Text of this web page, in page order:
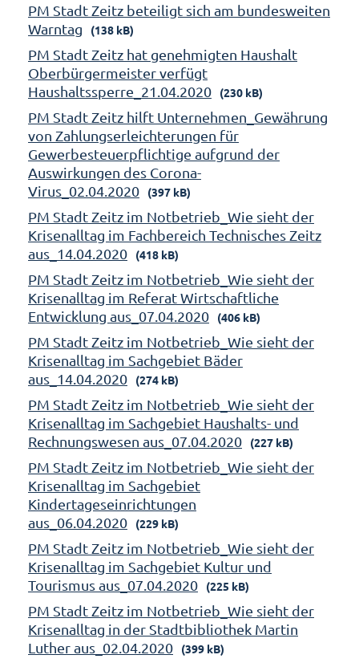
PM Stadt Zeitz beteiligt sich am bundesweiten
Warntag
(138 kB)
PM Stadt Zeitz hat genehmigten Haushalt
Oberbürgermeister verfügt
Haushaltssperre_21.04.2020
(230 kB)
PM Stadt Zeitz hilft Unternehmen_Gewährung
von Zahlungserleichterungen für
Gewerbesteuerpflichtige aufgrund der
Auswirkungen des Corona-
Virus_02.04.2020
(397 kB)
PM Stadt Zeitz im Notbetrieb_Wie sieht der
Krisenalltag im Fachbereich Technisches Zeitz
aus_14.04.2020
(418 kB)
PM Stadt Zeitz im Notbetrieb_Wie sieht der
Krisenalltag im Referat Wirtschaftliche
Entwicklung aus_07.04.2020
(406 kB)
PM Stadt Zeitz im Notbetrieb_Wie sieht der
Krisenalltag im Sachgebiet Bäder
aus_14.04.2020
(274 kB)
PM Stadt Zeitz im Notbetrieb_Wie sieht der
Krisenalltag im Sachgebiet Haushalts- und
Rechnungswesen aus_07.04.2020
(227 kB)
PM Stadt Zeitz im Notbetrieb_Wie sieht der
Krisenalltag im Sachgebiet
Kindertageseinrichtungen
aus_06.04.2020
(229 kB)
PM Stadt Zeitz im Notbetrieb_Wie sieht der
Krisenalltag im Sachgebiet Kultur und
Tourismus aus_07.04.2020
(225 kB)
PM Stadt Zeitz im Notbetrieb_Wie sieht der
Krisenalltag in der Stadtbibliothek Martin
Luther aus_02.04.2020
(399 kB)